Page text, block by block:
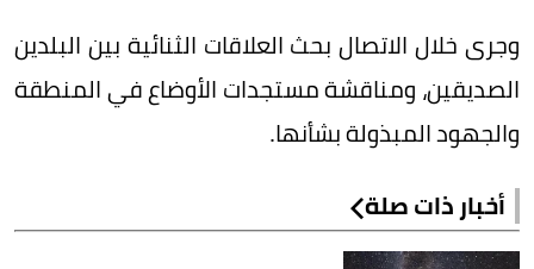
وجرى خلال الاتصال بحث العلاقات الثنائية بين البلدين
الصديقين، ومناقشة مستجدات الأوضاع في المنطقة
والجهود المبذولة بشأنها.
أخبار ذات صلة